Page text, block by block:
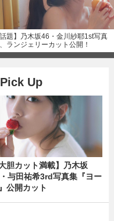
話題】乃木坂46・金川紗耶1st写真
ランジェリーカット公開！
Up
大胆カット満載】乃木坂
与田祐希3rd写真集『ヨー
公開カット